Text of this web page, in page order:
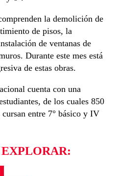
la demolición de
de pisos, la
de ventanas de
Durante este mes está
de estas obras.
cuenta con una
de los cuales 850
entre 7° básico y IV